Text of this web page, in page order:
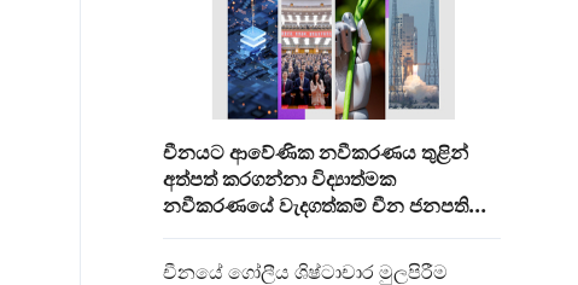
චීනයට ආවේණික නවීකරණය තුළින්
අත්පත් කරගන්නා විද්‍යාත්මක
නවීකරණයේ වැදගත්කම් චීන ජනපති
චීනයේ ගෝලීය ශිෂ්ටාචාර මුලපිරීම